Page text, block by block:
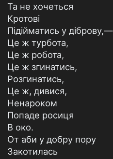
Та не хочеться
Кротові
Підійматись у діброву,—
Це ж турбота,
Це ж робота,
Це ж згинатись,
Розгинатись,
Це ж, дивися,
Ненароком
Попаде росиця
В око.
От аби у добру пору
Закотилась